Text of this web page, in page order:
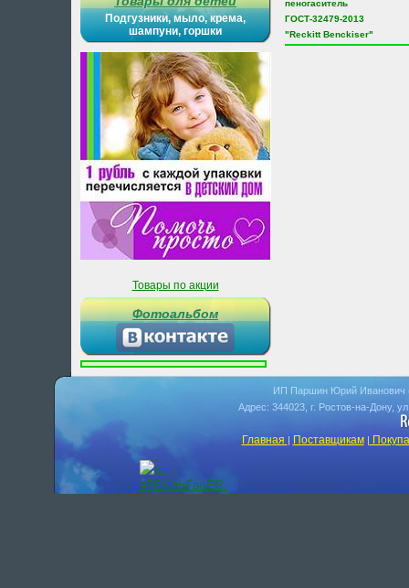
Подгузники, мыло, крема,
шампуни, горшки
Товары по акции
Фотоальбом
пеногаситель
ГОСТ-32479-2013
"Reckitt Benckiser"
ИП Паршин Юрий Иванович
Адрес: 344023, г. Ростов-на-Дону,
Главная | Поставщикам|